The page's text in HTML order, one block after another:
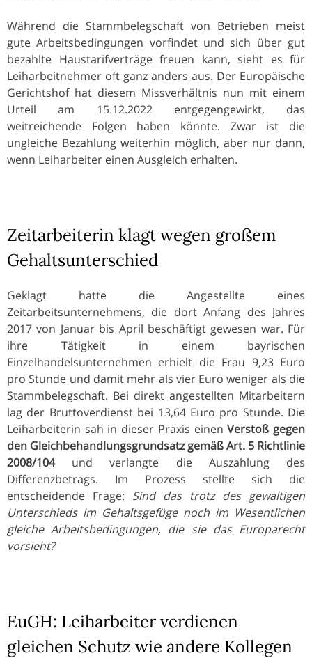
Während die Stammbelegschaft von Betrieben meist
gute Arbeitsbedingungen vorfindet und sich über gut
bezahlte Haustarifverträge freuen kann, sieht es für
Leiharbeitnehmer oft ganz anders aus. Der Europäische
Gerichtshof hat diesem Missverhältnis nun mit einem
Urteil am 15.12.2022 entgegengewirkt, das
weitreichende Folgen haben könnte. Zwar ist die
ungleiche Bezahlung weiterhin möglich, aber nur dann,
wenn Leiharbeiter einen Ausgleich erhalten.
Zeitarbeiterin klagt wegen großem
Gehaltsunterschied
Geklagt hatte die Angestellte eines
Zeitarbeitsunternehmens, die dort Anfang des Jahres
2017 von Januar bis April beschäftigt gewesen war. Für
ihre Tätigkeit in einem bayrischen
Einzelhandelsunternehmen erhielt die Frau 9,23 Euro
pro Stunde und damit mehr als vier Euro weniger als die
Stammbelegschaft. Bei direkt angestellten Mitarbeitern
lag der Bruttoverdienst bei 13,64 Euro pro Stunde. Die
Leiharbeiterin sah in dieser Praxis einenVerstoß gegen
den Gleichbehandlungsgrundsatz gemäß Art. 5 Richtlinie
2008/104 und verlangte die Auszahlung des
Differenzbetrags. Im Prozess stellte sich die
entscheidende Frage: Sind das trotz des gewaltigen
Unterschieds im Gehaltsgefüge noch im Wesentlichen
gleiche Arbeitsbedingungen, die sie das Europarecht
vorsieht?
EuGH: Leiharbeiter verdienen
gleichen Schutz wie andere Kollegen